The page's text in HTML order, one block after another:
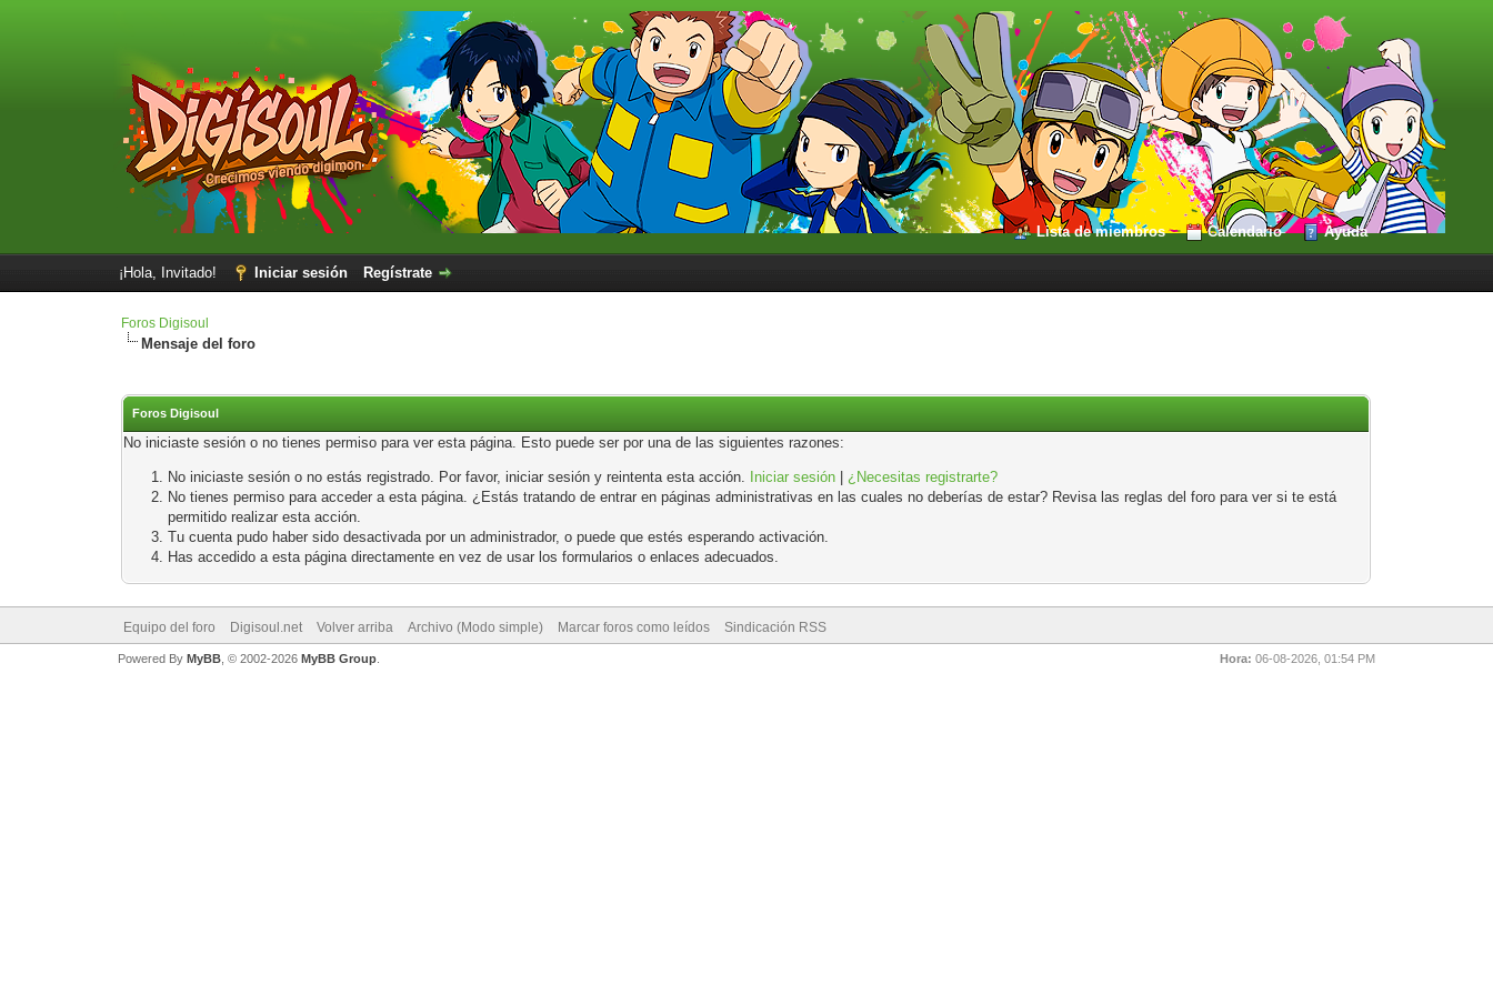
Lista de miembros Calendario Ayuda
¡Hola, Invitado! Iniciar sesión Regístrate
Foros Digisoul
Mensaje del foro
Foros Digisoul
No iniciaste sesión o no tienes permiso para ver esta página. Esto puede ser por una de las siguientes razones:
No iniciaste sesión o no estás registrado. Por favor, iniciar sesión y reintenta esta acción. Iniciar sesión |¿Necesitas registrarte?
No tienes permiso para acceder a esta página. ¿Estás tratando de entrar en páginas administrativas en las cuales no deberías de estar? Revisa las reglas del foro para ver si te está
permitido realizar esta acción.
Tu cuenta pudo haber sido desactivada por un administrador, o puede que estés esperando activación.
Has accedido a esta página directamente en vez de usar los formularios o enlaces adecuados.
Equipo del foro Digisoul.net Volver arriba Archivo (Modo simple) Marcar foros como leídos Sindicación RSS
Hora: 06-08-2026, 01:54 PM
Powered By MyBB, © 2002-2026 MyBB Group.